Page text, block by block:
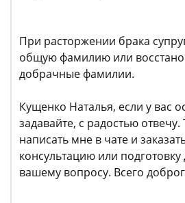
При расторжении брака
общую фамилию или
добрачные фамилии.
Кущенко Наталья, если у вас
задавайте, с радостью
написать мне в чате и
консультацию или
вашему вопросу. Всего